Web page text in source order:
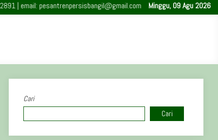
Minggu, 09 Agu 2026
pesantrenpersisbangil@gmail.com | Bangil | Pasuruan | 67153 |
Cari
Cari